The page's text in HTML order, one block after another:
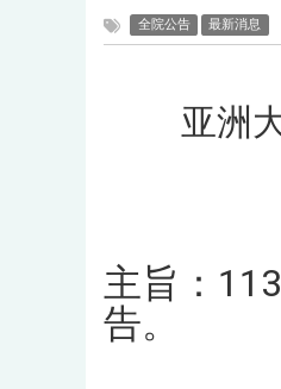
全院公告 最新消息
亚洲
主旨：
告。